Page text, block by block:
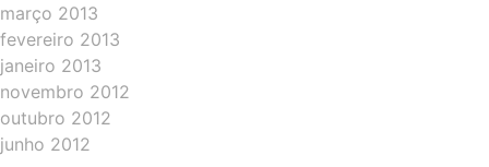
março 2013
fevereiro 2013
janeiro 2013
novembro 2012
outubro 2012
junho 2012